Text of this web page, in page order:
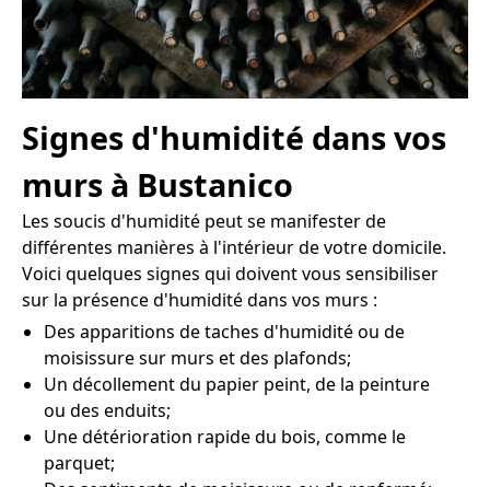
Signes d'humidité dans vos
murs à Bustanico
Les soucis d'humidité peut se manifester de
différentes manières à l'intérieur de votre domicile.
Voici quelques signes qui doivent vous sensibiliser
sur la présence d'humidité dans vos murs :
Des apparitions de taches d'humidité ou de
moisissure sur murs et des plafonds;
Un décollement du papier peint, de la peinture
ou des enduits;
Une détérioration rapide du bois, comme le
parquet;